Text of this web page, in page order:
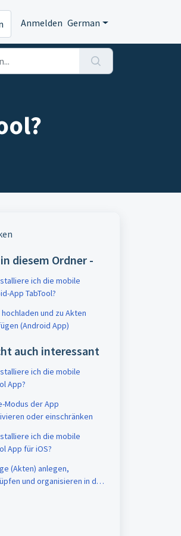
Anmelden German
diesem Ordner -
ich die mobile
App TabTool?
und zu Akten
(Android App)
auch interessant
ich die mobile
App?
Modus der App
oder einschränken
ich die mobile
App für iOS?
(Akten) anlegen,
und organisieren in der